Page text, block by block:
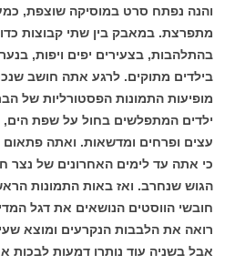
והנה נפתח סרט במוסיקה שוצפת,
מתפרצת. במאבק בין שתי קבוצות
בהתלהבות, בצעירים יפים ויפות,
בילדים מתוקים. לרגע אתה חושב
מופיעות התמונות הפסטורליות של
ילדים המתפלשים בחול על שפת הים,
עצים ופרחים ומדשאות. ואתה פתאום
הגוש שנחרב. ואז באות התמונות
חובשי הווסטים הנושאים את דגל
רואה את הלבבות הנקרעים ומוצא
אבל בשניה עוד נותרו דמעות לבכות